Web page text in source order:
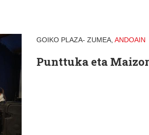
GOIKO PLAZA- ZUMEA, ANDOAIN
Punttuka eta